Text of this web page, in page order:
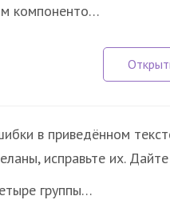
компоненто…
в приведённом
исправьте их.
группы…